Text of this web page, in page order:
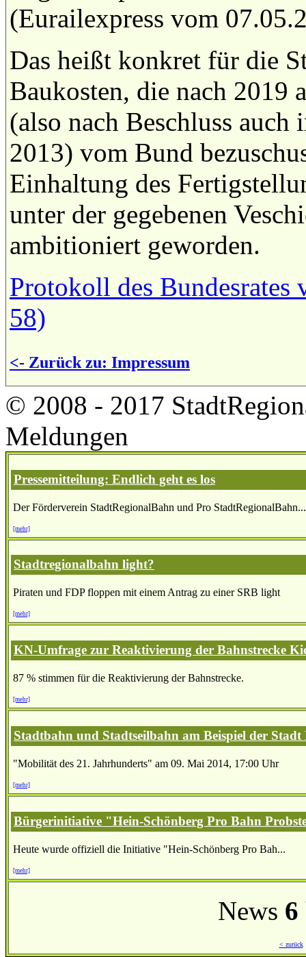
(Eurailexpress vom
Das heißt konkret für die
Baukosten, die nach 2019
(also nach Beschluss auch
2013) vom Bund
Einhaltung des
unter der gegebenen
ambitioniert geworden.
Protokoll des
58)
<- Zurück zu: Impressum
© 2008 - 2017
Meldungen
Pressemitteilung: Endlich geht es los
Der Förderverein StadtRegionalBahn und Pro StadtRegionalBahn...
[mehr]
Stadtregionalbahn light?
Piraten und FDP floppen mit einem Antrag zu einer SRB light
[mehr]
KN-Umfrage zur Reaktivierung der Bahnstrecke
87 % stimmen für die Reaktivierung der Bahnstrecke.
[mehr]
Stadtbahn und Stadtseilbahn am Beispiel der Stadt
"Mobilität des 21. Jahrhunderts" am 09. Mai 2014, 17:00 Uhr
[mehr]
Bürgerinitiative "Hein-Schönberg Pro Bahn
Heute wurde offiziell die Initiative "Hein-Schönberg Pro Bah...
[mehr]
News 6
< zurück